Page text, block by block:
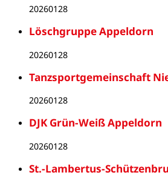
20260128
Löschgruppe Appeldorn
20260128
Tanzsportgemeinschaft
20260128
DJK Grün-Weiß Appeldorn
20260128
St.-Lambertus-